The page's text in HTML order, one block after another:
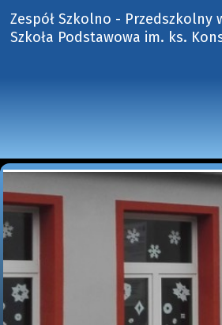
Zespół Szkolno - Przedszkolny
Szkoła Podstawowa im. ks.